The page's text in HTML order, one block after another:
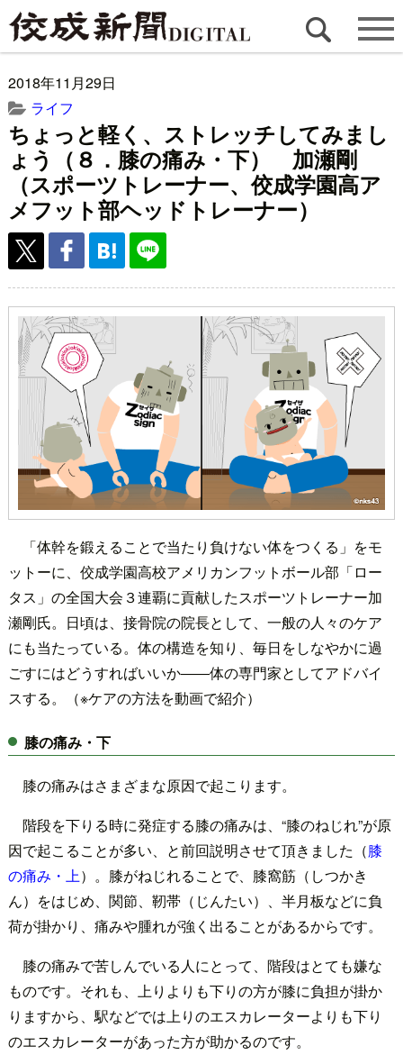
2018年11月29日
ライフ
ちょっと軽く、ストレッチしてみまし
ょう（８．膝の痛み・下） 加瀬剛
（スポーツトレーナー、佼成学園高ア
メフット部ヘッドトレーナー）
「体幹を鍛えることで当たり負けない体をつくる」をモ
ットーに、佼成学園高校アメリカンフットボール部「ロー
タス」の全国大会３連覇に貢献したスポーツトレーナー加
瀬剛氏。日頃は、接骨院の院長として、一般の人々のケア
にも当たっている。体の構造を知り、毎日をしなやかに過
ごすにはどうすればいいか――体の専門家としてアドバイ
スする。（※ケアの方法を動画で紹介）
膝の痛み・下
膝の痛みはさまざまな原因で起こります。
階段を下りる時に発症する膝の痛みは、“膝のねじれ”が原
因で起こることが多い、と前回説明させて頂きました（膝
の痛み・上）。膝がねじれることで、膝窩筋（しつかき
ん）をはじめ、関節、靭帯（じんたい）、半月板などに負
荷が掛かり、痛みや腫れが強く出ることがあるからです。
膝の痛みで苦しんでいる人にとって、階段はとても嫌な
ものです。それも、上りよりも下りの方が膝に負担が掛か
りますから、駅などでは上りのエスカレーターよりも下り
のエスカレーターがあった方が助かるのです。